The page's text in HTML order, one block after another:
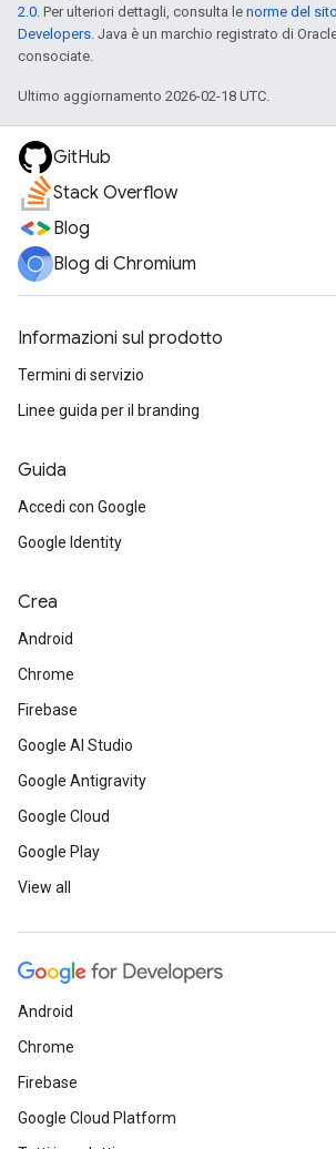
2.0. Per ulteriori dettagli, consulta le norme del
Developers. Java è un marchio registrato di
consociate.
Ultimo aggiornamento 2026-02-18 UTC.
GitHub
Stack Overflow
Blog
Blog di Chromium
Informazioni sul prodotto
Termini di servizio
Linee guida per il branding
Guida
Accedi con Google
Google Identity
Crea
Android
Chrome
Firebase
Google AI Studio
Google Antigravity
Google Cloud
Google Play
View all
Android
Chrome
Firebase
Google Cloud Platform